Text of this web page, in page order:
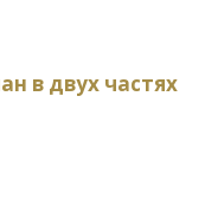
в двух частях